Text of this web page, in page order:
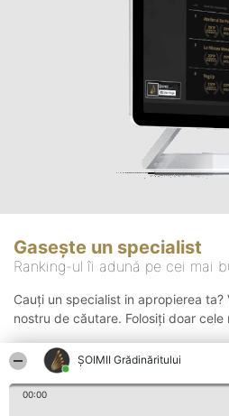
ȘOIMII Grădinăritului
00:00
Gasește un specialist
Ranking-ul îi adună pe cei mai
Cauți un specialist in apropierea ta?
nostru de căutare. Folosiți doar cele